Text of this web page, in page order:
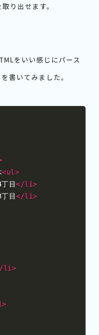
り出せます。
をいい感じにパース
書いてみました。
<ul>
丁目</li>
丁目</li>
li>